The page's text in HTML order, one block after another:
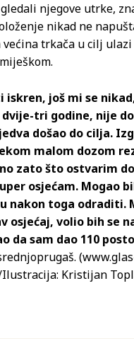
njegove utrke,
nikad ne
većina trkača u cilj
iskren, još mi se
tri godine, nije
došao do cilja.
malom dozom
zato što ostvarim
osjećam. Mogao
nakon toga odraditi.
osjećaj, volio bih se
da sam dao 110 posto
Kristijan